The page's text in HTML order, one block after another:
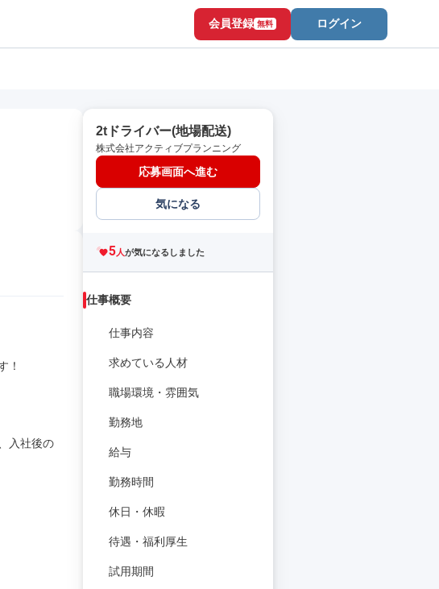
会員登録 無料 ログイン
！
入社後の
2tドライバー(地場配送)
株式会社アクティブプランニング
応募画面へ進む
気になる
5人が気になるしました
仕事概要
仕事内容
求めている人材
職場環境・雰囲気
勤務地
給与
勤務時間
休日・休暇
待遇・福利厚生
試用期間